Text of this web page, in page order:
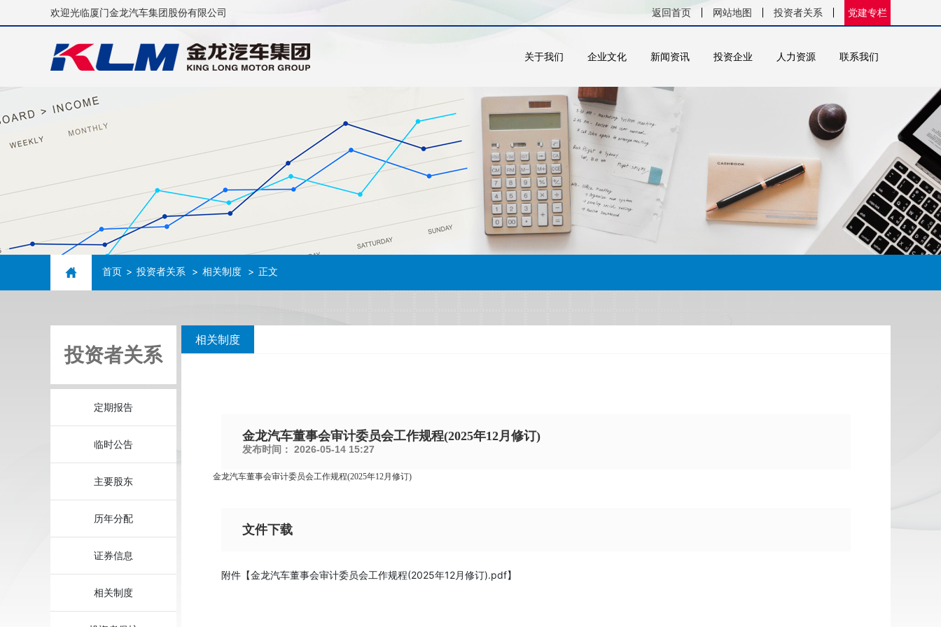
欢迎光临厦门金龙汽车集团股份有限公司 返回首页 网站地图 投资者关系 党建专栏
关于我们 企业文化 新闻资讯 投资企业 人力资源 联系我们
首页 投资者关系 相关制度 正文
投资者关系
定期报告
临时公告
主要股东
历年分配
证券信息
相关制度
相关制度
金龙汽车董事会审计委员会工作规程(2025年12月修订)
发布时间： 2026-05-14 15:27
金龙汽车董事会审计委员会工作规程(2025年12月修订)
文件下载
附件【金龙汽车董事会审计委员会工作规程(2025年12月修订).pdf】